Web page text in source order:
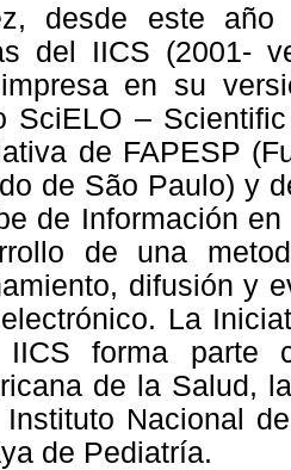
desde este año
del IICS (2001-
en su
SciELO –
de FAPESP
de São Paulo) y
de Información
de una
difusión y
La
forma parte
de la Salud,
Instituto Nacional
de Pediatría.